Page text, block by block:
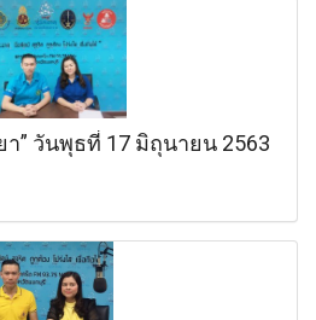
า” วันพุธที่ 17 มิถุนายน 2563